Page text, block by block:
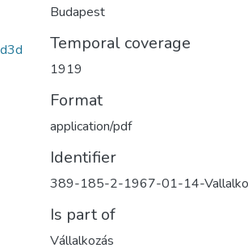
Budapest
Temporal coverage
1919
Format
application/pdf
Identifier
389-185-2-1967-01-14-
Is part of
Vállalkozás